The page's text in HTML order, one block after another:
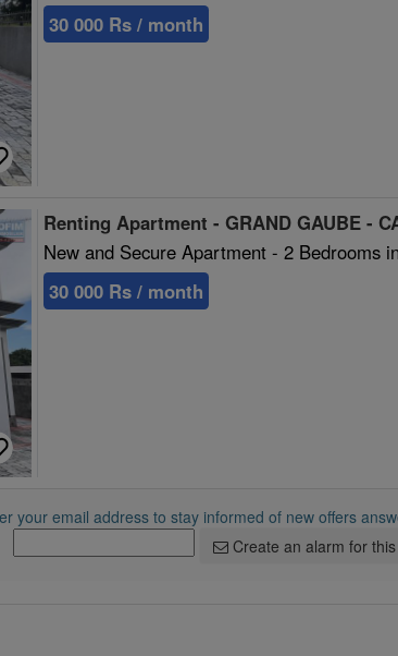
30 000 Rs / month
Renting Apartment - GRAND GAUBE -
New and Secure Apartment - 2 Bedrooms
30 000 Rs / month
your email address to stay informed of new offers
Create an alarm for